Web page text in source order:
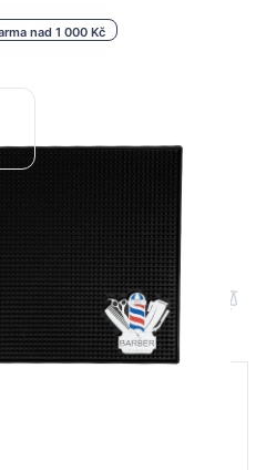
nad 1 000 Kč
cena